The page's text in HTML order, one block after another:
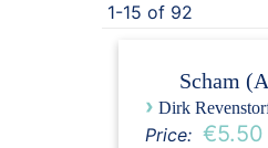
1-15 of 92
Scham
› Dirk
Price: €5.50